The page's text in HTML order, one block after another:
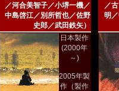
／河合美智子／小堺一機／
中島啓江／別所哲也／佐野
史郎／武田鉄矢）
日本製作
(2000年
～)
2005年製
作（製作
／
明